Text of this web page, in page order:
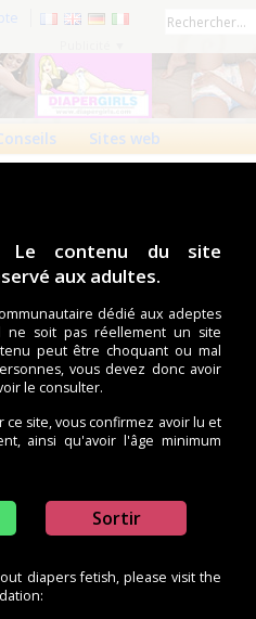
Le contenu du site
aux adultes.
dédié aux adeptes
ne soit pas réellement un site
peut être choquant ou mal
vous devez donc avoir
le consulter.
site, vous confirmez avoir lu et
ainsi qu'avoir l'âge minimum
Sortir
diapers fetish, please visit the
Sites web
Ajouter un revendeur ?